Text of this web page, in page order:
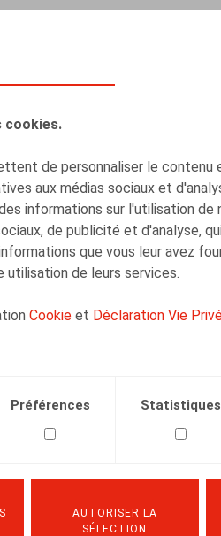
cookies.
de personnaliser le contenu
aux médias sociaux et
informations sur l'utilisation de
de publicité et d'analyse,
que vous leur avez
de leurs services.
Cookie et Déclaration Vie
Préférences Statistiques
AUTORISER LA
SÉLECTION
de
le
venir
base